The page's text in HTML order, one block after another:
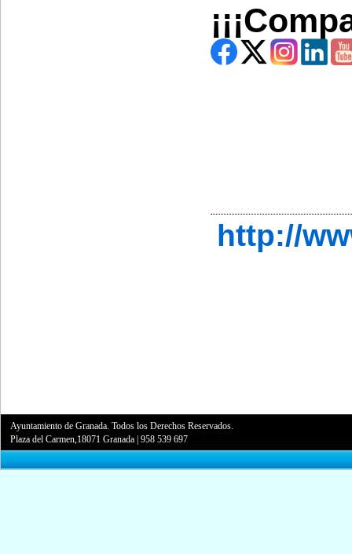
http://
Ayuntamiento de Granada. Todos los Derechos Reservados.
Plaza del Carmen,18071 Granada |958 539 697